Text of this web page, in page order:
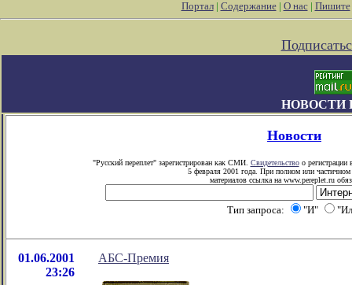
Портал| Содержание| О нас| Пишите
НОВОСТИ
Новости
"Русский переплет" зарегистрирован как СМИ. Свидетельствоо регистрации
5 февраля 2001 года. При полном или частичном
материалов ссылка на www.pereplet.ru
Тип запроса: "И"
01.06.2001
23:26
АБС-Премия